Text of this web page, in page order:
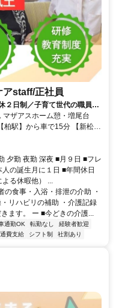
アstaff/正社員
２日制／子育て世代の職員活
ザアスホーム憩・増尾台
夕勤 夜勤 深夜 ■月９日 ■フレ
の誕生月に１日 ■年間休日
る休暇他） ...
食事・入浴・排泄の介助 ・
リハビリの補助 ・介護記録
ます。 ー ■今どきの介護...
通勤OK 転勤なし
経験者歓迎
費支給 シフト制 社割あり